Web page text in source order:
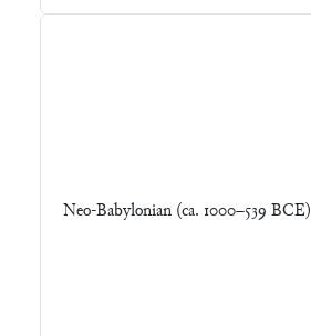
Neo-Babylonian (ca. 1000–539 BCE)